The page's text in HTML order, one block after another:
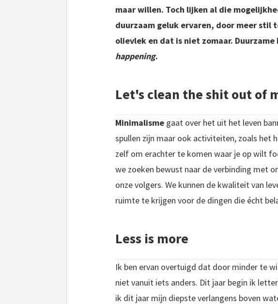
maar willen. Toch lijken al die
duurzaam geluk ervaren, door meer stil
olievlek en dat is niet zomaar.
happening.
Let's clean the shit out of
Minimalisme gaat over het uit het leven
spullen zijn maar ook activiteiten, zoals het
zelf om erachter te komen waar je op wilt
we zoeken bewust naar de verbinding met
onze volgers. We kunnen de kwaliteit van
ruimte te krijgen voor de dingen die écht
Less is more
Ik ben ervan overtuigd dat door minder te
niet vanuit iets anders. Dit jaar begin ik
ik dit jaar mijn diepste verlangens boven